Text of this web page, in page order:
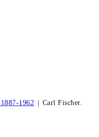
1962 | Carl Fischer.